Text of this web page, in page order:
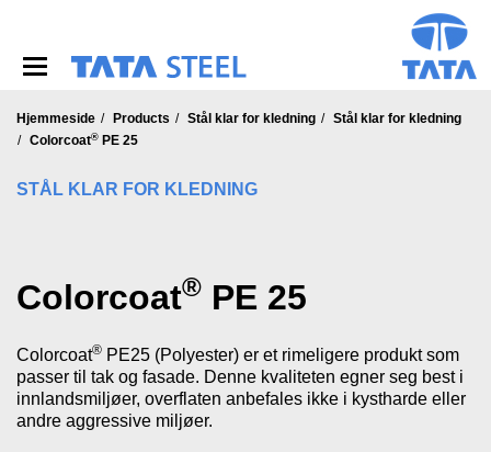
Hjemmeside Products Stål klar for kledning
Stål klar for kledning
Colorcoat® PE 25
STÅL KLAR FOR KLEDNING
Colorcoat® PE 25
Colorcoat® PE25 (Polyester) er et rimeligere produkt som
passer til tak og fasade. Denne kvaliteten egner seg best i
innlandsmiljøer, overflaten anbefales ikke i kystharde eller
andre aggressive miljøer.